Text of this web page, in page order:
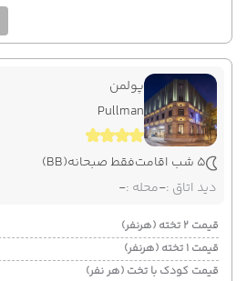
پولمن
Pullman
5 شب اقامت فقط صبحانه(BB)
دید اتاق :-محله :-
قیمت 2 تخته (هرنفر)
قیمت 1 تخته (هرنفر)
قیمت کودک با تخت (هر نفر)